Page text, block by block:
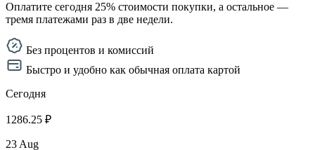
Оплатите сегодня 25% стоимости покупки, а остальное —
тремя платежами раз в две недели.
Без процентов и комиссий
Быстро и удобно как обычная оплата картой
Сегодня
1286.25 ₽
23 Aug